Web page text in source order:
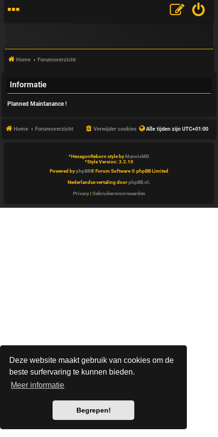
Deze website maakt gebruik van cookies om de
beste surfervaring te kunnen bieden.
Meer informatie
Begrepen!
V
A
Home Forumoverzicht
Informatie
Planned Maintanance !
Home Forumoverzicht Alle tijden zijn UTC+01:00
Verwijder cookies
*HexagonReborn style byMannixMD
*Style Version: 3.2.10
Powered byphpBB® Forum Software © phpBB Limited
Nederlandse vertaling doorphpBB.nl .
Privacy| Gebruikersvoorwaarden